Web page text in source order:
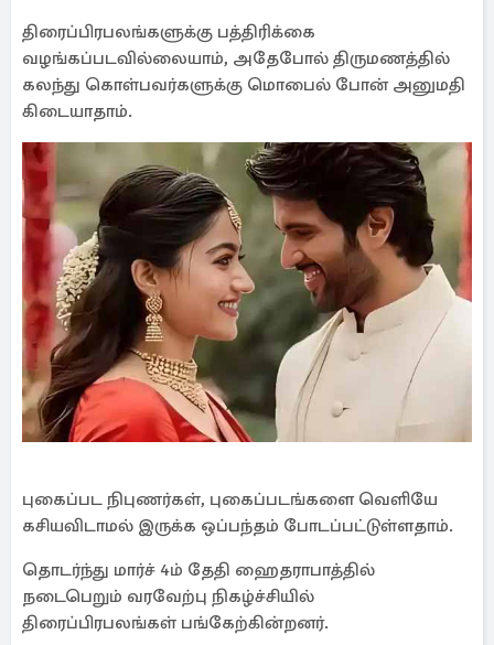
திரைப்பிரபலங்களுக்கு பத்திரிக்கை
வழங்கப்படவில்லையாம், அதேபோல் திருமணத்தில்
கலந்து கொள்பவர்களுக்கு மொபைல் போன் அனுமதி
கிடையாதாம்.
புகைப்பட நிபுணர்கள், புகைப்படங்களை வெளியே
கசியவிடாமல் இருக்க ஒப்பந்தம் போடப்பட்டுள்ளதாம்.
தொடர்ந்து மார்ச் 4ம் தேதி ஹைதராபாத்தில்
நடைபெறும் வரவேற்பு நிகழ்ச்சியில்
திரைப்பிரபலங்கள் பங்கேற்கின்றனர்.